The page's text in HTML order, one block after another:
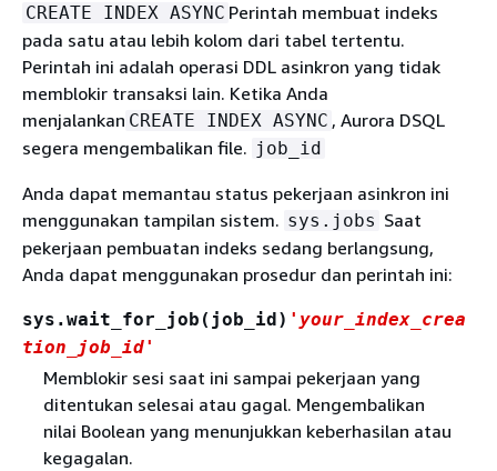
CREATE INDEX ASYNC Perintah membuat indeks
pada satu atau lebih kolom dari tabel tertentu.
Perintah ini adalah operasi DDL asinkron yang tidak
memblokir transaksi lain. Ketika Anda
menjalankan CREATE INDEX ASYNC , Aurora DSQL
segera mengembalikan file. job_id
Anda dapat memantau status pekerjaan asinkron ini
menggunakan tampilan sistem. sys.jobs Saat
pekerjaan pembuatan indeks sedang berlangsung,
Anda dapat menggunakan prosedur dan perintah ini:
sys.wait_for_job(job_id) 'your_index_crea
tion_job_id'
Memblokir sesi saat ini sampai pekerjaan yang
ditentukan selesai atau gagal. Mengembalikan
nilai Boolean yang menunjukkan keberhasilan atau
kegagalan.